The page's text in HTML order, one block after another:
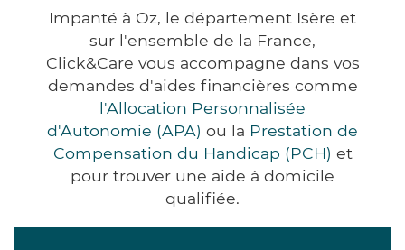
Impanté à Oz, le département Isère et
sur l'ensemble de la France,
Click&Care vous accompagne dans vos
demandes d'aides financières comme
l'Allocation Personnalisée
d'Autonomie (APA) ou la Prestation de
Compensation du Handicap (PCH) et
pour trouver une aide à domicile
qualifiée.